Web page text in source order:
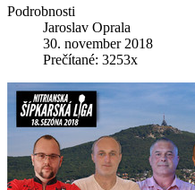
Podrobnosti
Jaroslav Oprala
30. november 2018
Prečítané: 3253x